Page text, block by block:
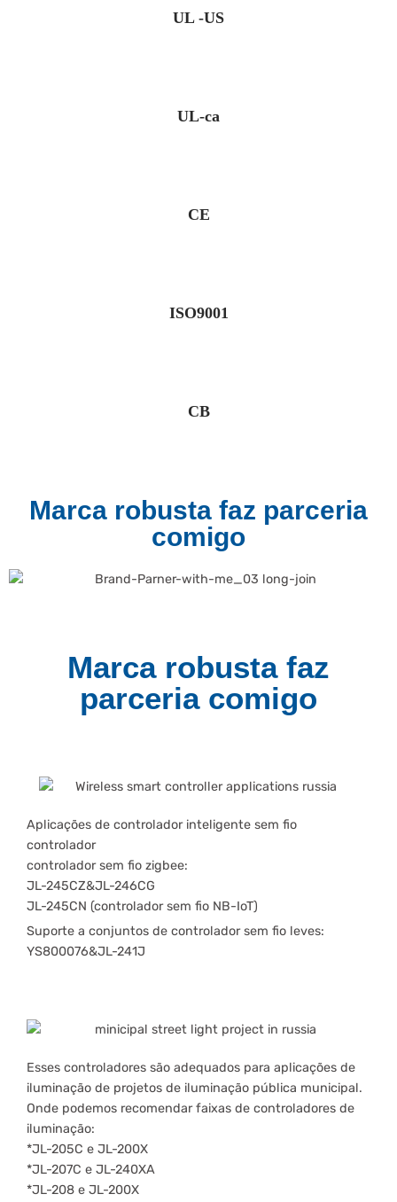
UL -US
UL-ca
CE
ISO9001
CB
Marca robusta faz parceria
comigo
Marca robusta faz
parceria comigo
Aplicações de controlador inteligente sem fio
controlador
controlador sem fio zigbee:
JL-245CZ&JL-246CG
JL-245CN (controlador sem fio NB-IoT)
Suporte a conjuntos de controlador sem fio leves:
YS800076&JL-241J
Esses controladores são adequados para aplicações de
iluminação de projetos de iluminação pública municipal.
Onde podemos recomendar faixas de controladores de
iluminação:
*JL-205C e JL-200X
*JL-207C e JL-240XA
*JL-208 e JL-200X